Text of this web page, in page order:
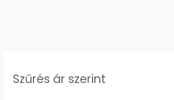
Szűrés ár szerint